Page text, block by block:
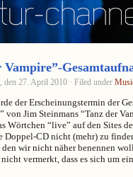
27. April 2010 · Filed under
der Erscheinungstermin der
von Jim Steinmans “Tanz der
Wörtchen “live” auf den Sites
Doppel-CD nicht (mehr) zu
den wir nicht näher benennen
vermerkt, dass es sich um